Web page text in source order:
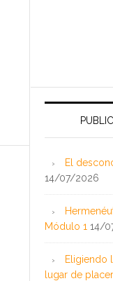
El
14/07/2026
Módulo 1 14/
Eligiendo
lugar de